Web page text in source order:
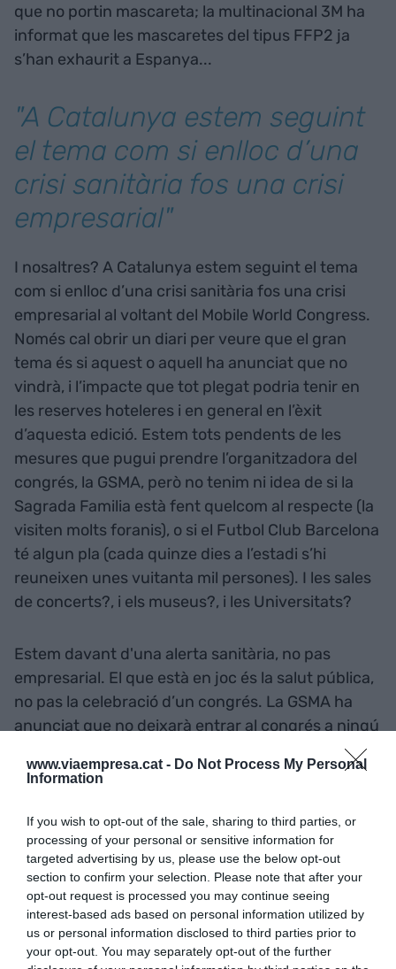
www.viaempresa.cat - Do Not Process My Personal
Information
If you wish to opt-out of the sale, sharing to third parties, or
processing of your personal or sensitive information for
targeted advertising by us, please use the below opt-out
section to confirm your selection. Please note that after your
opt-out request is processed you may continue seeing
interest-based ads based on personal information utilized by
us or personal information disclosed to third parties prior to
your opt-out. You may separately opt-out of the further
que no portin mascareta; la multinacional 3M ha
informat que les mascaretes del tipus FFP2 ja
s’han exhaurit a Espanya...
"A Catalunya estem seguint
el tema com si enlloc d’una
crisi sanitària fos una crisi
empresarial"
I nosaltres? A Catalunya estem seguint el tema
com si enlloc d’una crisi sanitària fos una crisi
empresarial al voltant del Mobile World Congress.
Només cal obrir un diari per veure que el gran
tema és si aquest o aquell ha anunciat que no
vindrà, i l’impacte que tot plegat podria tenir en
les reserves hoteleres i en general en l’èxit
d’aquesta edició. Estem tots pendents de les
mesures que pugui prendre l’organitzadora del
congrés, la GSMA, però no tenim ni idea de si la
Sagrada Familia està fent quelcom al respecte (la
visiten molts foranis), o si el Futbol Club Barcelona
té algun pla (cada quinze dies a l’estadi s’hi
reuneixen unes vuitanta mil persones). I les sales
de concerts?, i els museus?, i les Universitats?
Estem davant d'una alerta sanitària, no pas
empresarial. El que està en joc és la salut pública,
no pas la celebració d’un congrés. La GSMA ha
anunciat que no deixarà entrar al congrés a ningú
... i
resulta inquietant: això vol dir que algú que hagi
tranquil·lament i caminant fins a la porta del
congrés?
"Estem davant d'una alerta
sanitària, no pas